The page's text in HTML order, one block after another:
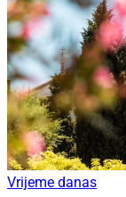
Vrijeme danas